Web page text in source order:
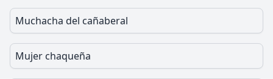
Muchacha del cañaberal
Mujer chaqueña